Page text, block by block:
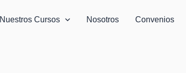
Nuestros Cursos Nosotros Convenios